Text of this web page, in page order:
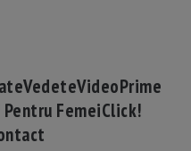
VedeteVideoPrime
FemeiClick!